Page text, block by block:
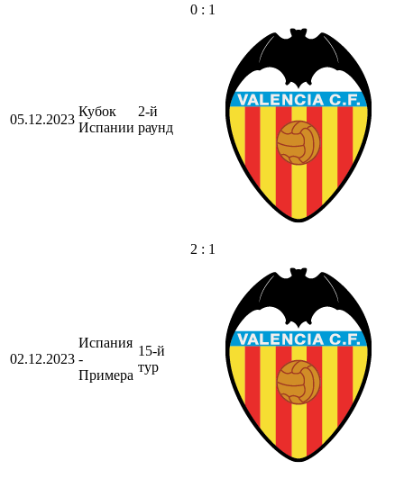
05.12.2023
Кубок
Испании
2-й
раунд
0 : 1
02.12.2023
Испания
-
Примера
15-й
тур
2 : 1